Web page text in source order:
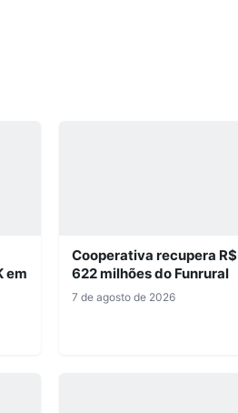
em
Cooperativa recupera R$
622 milhões do Funrural
7 de agosto de 2026